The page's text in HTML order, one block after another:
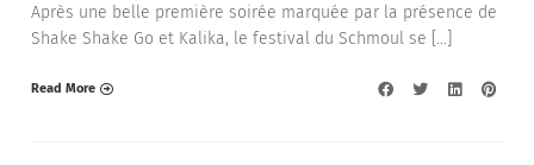
Après une belle première soirée marquée par la présence de
Shake Shake Go et Kalika, le festival du Schmoul se […]
Read More